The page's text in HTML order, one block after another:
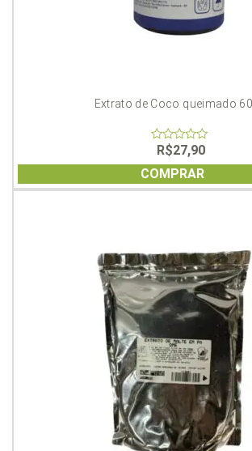
Extrato de Coco queimado
of
5
R$27,90
COMPRAR